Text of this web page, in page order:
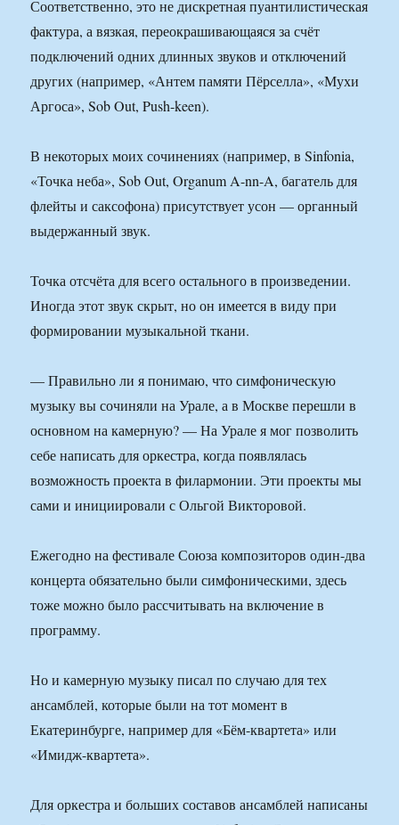
Соответственно, это не дискретная пуантилистическая
фактура, а вязкая, переокрашивающаяся за счёт
подключений одних длинных звуков и отключений
других (например, «Антем памяти Пёрселла», «Мухи
Аргоса», Sob Out, Push-keen).
В некоторых моих сочинениях (например, в Sinfonia,
«Точка неба», Sob Out, Organum A-nn-A, багатель для
флейты и саксофона) присутствует усон — органный
выдержанный звук.
Точка отсчёта для всего остального в произведении.
Иногда этот звук скрыт, но он имеется в виду при
формировании музыкальной ткани.
— Правильно ли я понимаю, что симфоническую
музыку вы сочиняли на Урале, а в Москве перешли в
основном на камерную? — На Урале я мог позволить
себе написать для оркестра, когда появлялась
возможность проекта в филармонии. Эти проекты мы
сами и инициировали с Ольгой Викторовой.
Ежегодно на фестивале Союза композиторов один-два
концерта обязательно были симфоническими, здесь
тоже можно было рассчитывать на включение в
программу.
Но и камерную музыку писал по случаю для тех
ансамблей, которые были на тот момент в
Екатеринбурге, например для «Бём-квартета» или
«Имидж-квартета».
Для оркестра и больших составов ансамблей написаны